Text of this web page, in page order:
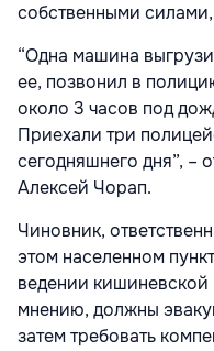
собственными
“Одна машина
ее, позвонил в
около 3 часов под
Приехали три
сегодняшнего дня”, –
Алексей Чорап.
Чиновник,
этом населенном
ведении кишиневской
мнению, должны
затем требовать